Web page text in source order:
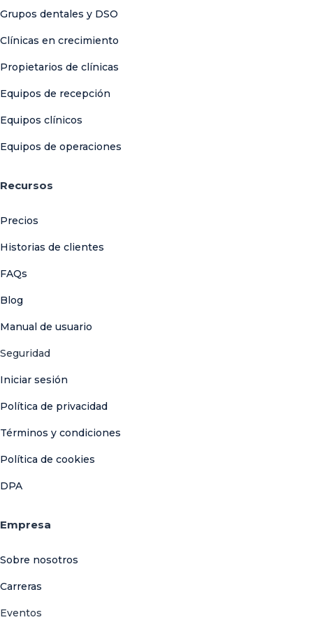
Grupos dentales y DSO
Clínicas en crecimiento
Propietarios de clínicas
Equipos de recepción
Equipos clínicos
Equipos de operaciones
Recursos
Precios
Historias de clientes
FAQs
Blog
Manual de usuario
Seguridad
Iniciar sesión
Política de privacidad
Términos y condiciones
Política de cookies
DPA
Empresa
Sobre nosotros
Carreras
Eventos